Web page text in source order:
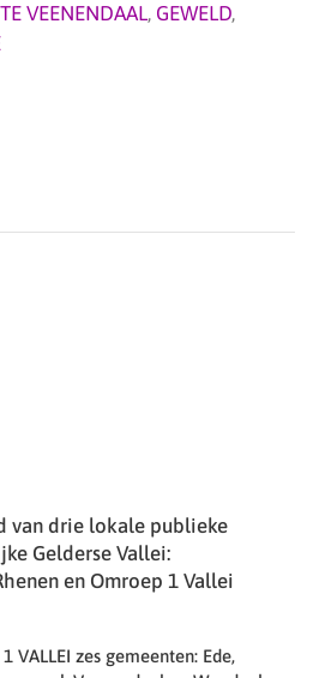
VEENENDAAL, GEWELD,
van drie lokale publieke
Gelderse Vallei:
en Omroep 1 Vallei
VALLEI zes gemeenten: Ede,